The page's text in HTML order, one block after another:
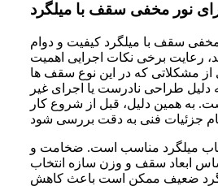
نور مخفی سقف با میلگرد
مخفی سقف با میلگرد کیفیت و دوام
رعایت برخی نکات اجرایی اهمیت
از مشکلاتی که در این نوع سقف ها
دلیل طراحی نادرست یا اجرای غیر
به همین دلیل، قبل از شروع کار
میلگرد مناسب است. ضخامت و
ابعاد سقف و وزن سازه انتخاب
ضعیف ممکن است باعث کاهش